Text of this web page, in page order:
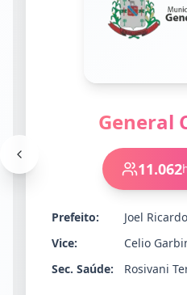
General
11.062
Prefeito:
Joel
Vice:
Celio
Sec. Saúde:
Rosivani